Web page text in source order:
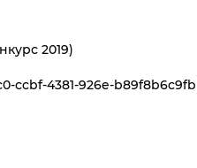
2019)
ccbf-4381-926e-